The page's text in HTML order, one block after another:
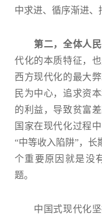
中求进、循序渐进、
第二，全体人
代化的本质特征，
西方现代化的最大
民为中心，追求资
的利益，导致贫富
国家在现代化过程
“中等收入陷阱”，
个重要原因就是没
题。
中国式现代化坚